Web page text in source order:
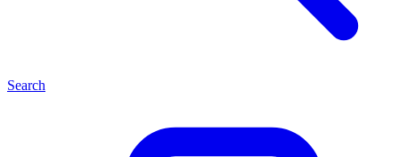
Search